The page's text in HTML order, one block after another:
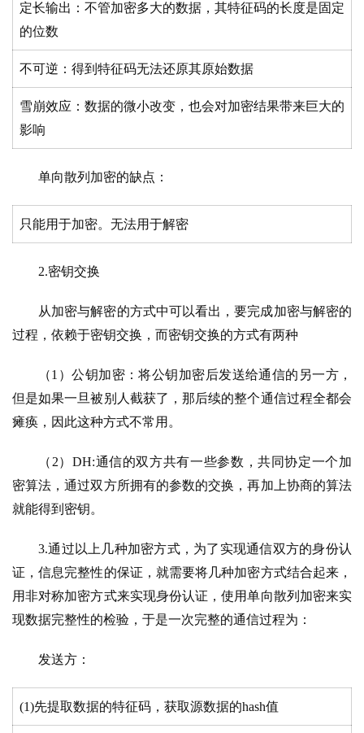
定长输出：不管加密多大的数据，其特征码的长度是固定
的位数
不可逆：得到特征码无法还原其原始数据
雪崩效应：数据的微小改变，也会对加密结果带来巨大的
影响
单向散列加密的缺点：
只能用于加密。无法用于解密
2.密钥交换
从加密与解密的方式中可以看出，要完成加密与解密的
过程，依赖于密钥交换，而密钥交换的方式有两种
（1）公钥加密：将公钥加密后发送给通信的另一方，
但是如果一旦被别人截获了，那后续的整个通信过程全都会
瘫痪，因此这种方式不常用。
（2）DH:通信的双方共有一些参数，共同协定一个加
密算法，通过双方所拥有的参数的交换，再加上协商的算法
就能得到密钥。
3.通过以上几种加密方式，为了实现通信双方的身份认
证，信息完整性的保证，就需要将几种加密方式结合起来，
用非对称加密方式来实现身份认证，使用单向散列加密来实
现数据完整性的检验，于是一次完整的通信过程为：
发送方：
(1)先提取数据的特征码，获取源数据的hash值